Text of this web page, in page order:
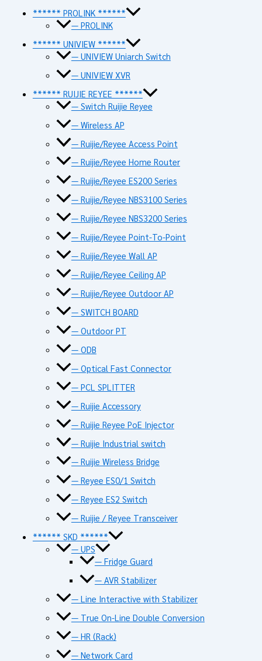
****** PROLINK ******
— PROLINK
****** UNIVIEW ******
— UNIVIEW Uniarch Switch
— UNIVIEW XVR
****** RUIJIE REYEE ******
— Switch Ruijie Reyee
— Wireless AP
— Ruijie/Reyee Access Point
— Ruijie/Reyee Home Router
— Ruijie/Reyee ES200 Series
— Ruijie/Reyee NBS3100 Series
— Ruijie/Reyee NBS3200 Series
— Ruijie/Reyee Point-To-Point
— Ruijie/Reyee Wall AP
— Ruijie/Reyee Ceiling AP
— Ruijie/Reyee Outdoor AP
— SWITCH BOARD
— Outdoor PT
— ODB
— Optical Fast Connector
— PCL SPLITTER
— Ruijie Accessory
— Ruijie Reyee PoE Injector
— Ruijie Industrial switch
— Ruijie Wireless Bridge
— Reyee ES0/1 Switch
— Reyee ES2 Switch
— Ruijie / Reyee Transceiver
****** SKD ******
— UPS
— Fridge Guard
— AVR Stabilizer
— Line Interactive with Stabilizer
— True On-Line Double Conversion
— HR (Rack)
— Network Card